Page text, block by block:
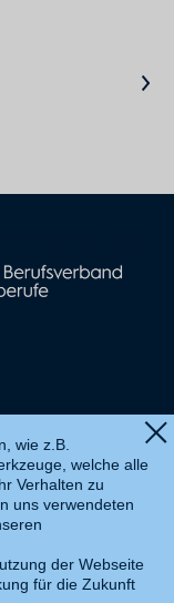
Artikel
wie z.B.
welche alle
Verhalten zu
uns verwendeten
der Webseite
für die Zukunft